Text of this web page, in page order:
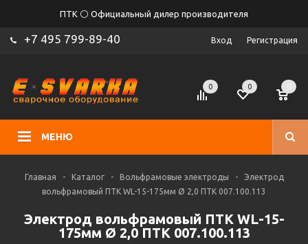
ПТК ⚪ Официальный дилер производителя
+7 495 799-89-40 Вход Регистрация
МЕНЮ
0 0
Главная - Каталог - Вольфрамовые электроды -
Электрод
вольфрамовый ПТК WL-15-175мм Ø 2,0 ПТК 007.100.113
Электрод вольфрамовый ПТК WL-15-
175мм Ø 2,0 ПТК 007.100.113